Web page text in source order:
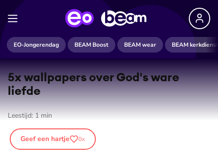
EO-Jongerendag BEAM Boost BEAM wear BEAM kerkdienst
5x wallpapers over God's ware
liefde
Leestijd:1min
Geef een hartje 0x